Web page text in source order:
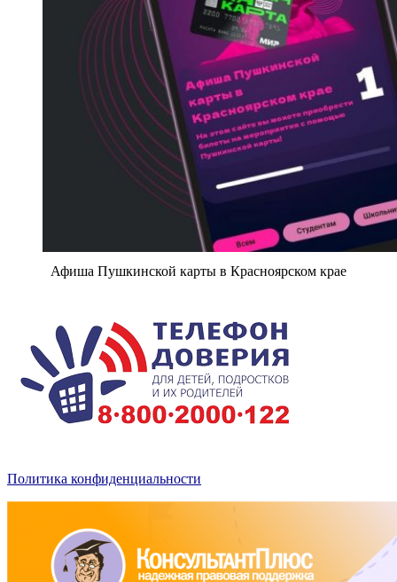
Афиша Пушкинской карты в Красноярском крае
Политика конфиденциальности